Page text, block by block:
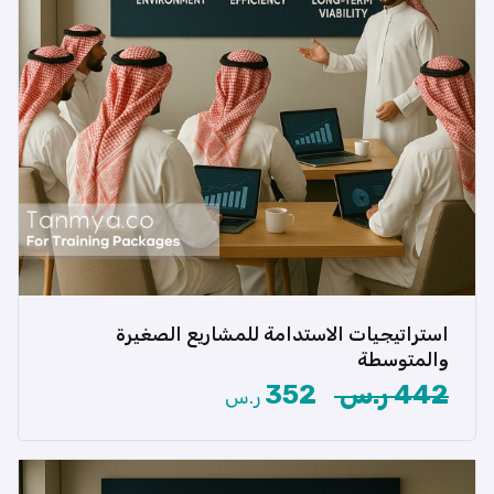
هل تساءلت يومًا كيف يمكن لمشروعاتك الصغيرة أو
المتوسطة أن تظل […]
عرض المزيد
استراتيجيات الاستدامة للمشاريع الصغيرة
والمتوسطة
442 ر.س 352 ر.س